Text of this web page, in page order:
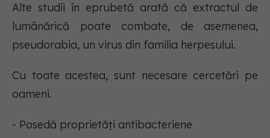
Alte studii în eprubetă arată că extractul de
lumânărică poate combate, de asemenea,
pseudorabia, un virus din familia herpesului.
Cu toate acestea, sunt necesare cercetări pe
oameni.
- Posedă proprietăți antibacteriene